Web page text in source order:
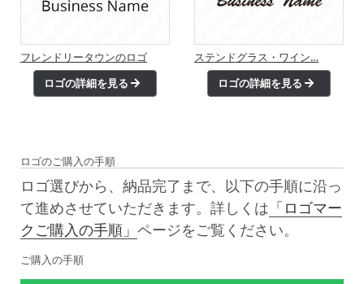
フレンドリータウンのロゴ
ロゴの詳細を見る
ステンドグラス・ワイン…
ロゴの詳細を見る
ロゴのご購入の手順
ロゴ選びから、納品完了まで、以下の手順に沿っ
て進めさせていただきます。詳しくは 「ロゴマー
クご購入の手順」 ページをご覧ください。
ご購入の手順